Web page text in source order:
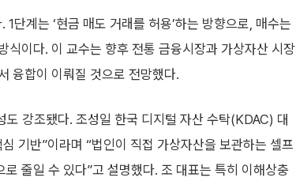
단계는 ‘현금 매도 거래를 허용’하는 방향으로, 매수는
이다. 이 교수는 향후 전통 금융시장과 가상자산 시장
융합이 이뤄질 것으로 전망했다.
도 강조됐다. 조성일 한국 디지털 자산 수탁(KDAC) 대
기반”이라며 “법인이 직접 가상자산을 보관하는 셀프
줄일 수 있다”고 설명했다. 조 대표는 특히 이해상충